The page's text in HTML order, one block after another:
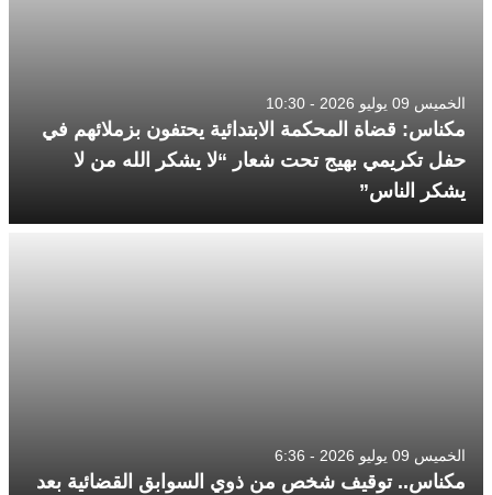
الخميس 09 يوليو 2026 - 10:30
مكناس: قضاة المحكمة الابتدائية يحتفون بزملائهم في
حفل تكريمي بهيج تحت شعار “لا يشكر الله من لا
يشكر الناس”
الخميس 09 يوليو 2026 - 6:36
مكناس.. توقيف شخص من ذوي السوابق القضائية بعد